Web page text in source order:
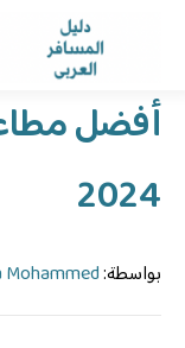
›الدليل›
أفضل
2024
بواسطة:Mohammed